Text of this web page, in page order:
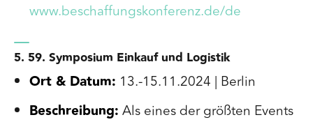
www.beschaffungskonferenz.de/de
5. 59. Symposium Einkauf und Logistik
Ort & Datum: 13.-15.11.2024 | Berlin
Beschreibung: Als eines der größten Events